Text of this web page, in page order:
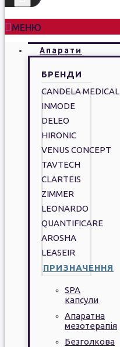
МЕНЮ
Апарати
БРЕНДИ
CANDELA MEDICAL
INMODE
DELEO
HIRONIC
VENUS CONCEPT
TAVTECH
CLARTEIS
ZIMMER
LEONARDO
QUANTIFICARE
AROSHA
LEASEIR
ПРИЗНАЧЕННЯ
SPA
капсули
Апаратна
мезотерапія
Безголкова